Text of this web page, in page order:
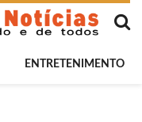
ENTRETENIMENTO